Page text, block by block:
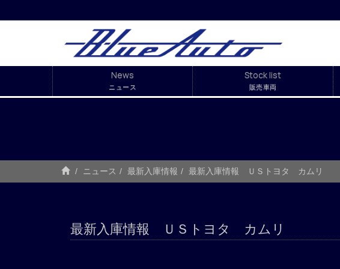
News
ニュース
Stock list
販売車両
ニュース 最新入庫情報 最新入庫情報 ＵＳトヨタ カムリ
最新入庫情報 ＵＳトヨタ カムリ